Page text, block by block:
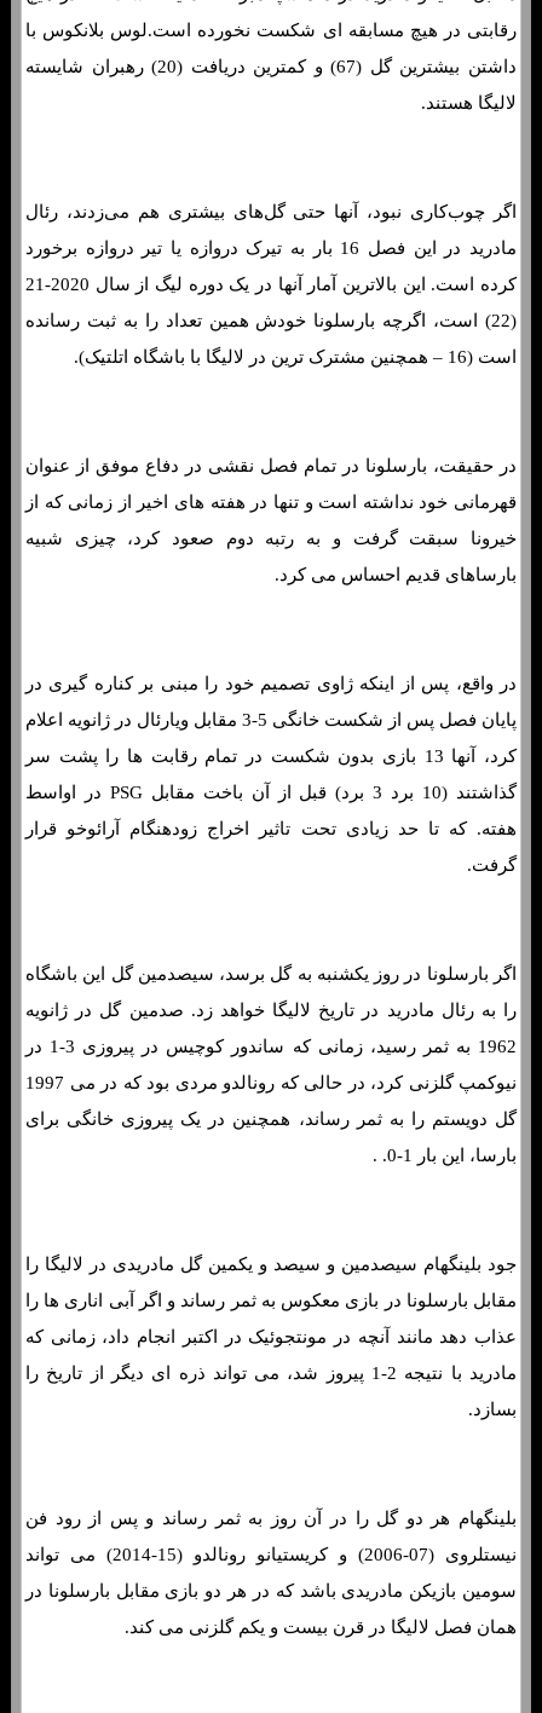
رقابتی در هیچ مسابقه ای شکست نخورده است.لوس بلانکوس با
داشتن بیشترین گل (67) و کمترین دریافت (20) رهبران شایسته
لالیگا هستند.
اگر چوب‌کاری نبود، آنها حتی گل‌های بیشتری هم می‌زدند، رئال
مادرید در این فصل 16 بار به تیرک دروازه یا تیر دروازه برخورد
کرده است. این بالاترین آمار آنها در یک دوره لیگ از سال 2020-21
(22) است، اگرچه بارسلونا خودش همین تعداد را به ثبت رسانده
است (16 – همچنین مشترک ترین در لالیگا با باشگاه اتلتیک).
در حقیقت، بارسلونا در تمام فصل نقشی در دفاع موفق از عنوان
قهرمانی خود نداشته است و تنها در هفته های اخیر از زمانی که از
خیرونا سبقت گرفت و به رتبه دوم صعود کرد، چیزی شبیه
بارساهای قدیم احساس می کرد.
در واقع، پس از اینکه ژاوی تصمیم خود را مبنی بر کناره گیری در
پایان فصل پس از شکست خانگی 5-3 مقابل ویارئال در ژانویه اعلام
کرد، آنها 13 بازی بدون شکست در تمام رقابت ها را پشت سر
گذاشتند (10 برد 3 برد) قبل از آن باخت مقابل PSG در اواسط
هفته. که تا حد زیادی تحت تاثیر اخراج زودهنگام آرائوخو قرار
گرفت.
اگر بارسلونا در روز یکشنبه به گل برسد، سیصدمین گل این باشگاه
را به رئال مادرید در تاریخ لالیگا خواهد زد. صدمین گل در ژانویه
1962 به ثمر رسید، زمانی که ساندور کوچیس در پیروزی 3-1 در
نیوکمپ گلزنی کرد، در حالی که رونالدو مردی بود که در می 1997
گل دویستم را به ثمر رساند، همچنین در یک پیروزی خانگی برای
بارسا، این بار 1-0. .
جود بلینگهام سیصدمین و سیصد و یکمین گل مادریدی در لالیگا را
مقابل بارسلونا در بازی معکوس به ثمر رساند و اگر آبی اناری ها را
عذاب دهد مانند آنچه در مونتجوئیک در اکتبر انجام داد، زمانی که
مادرید با نتیجه 2-1 پیروز شد، می تواند ذره ای دیگر از تاریخ را
بسازد.
بلینگهام هر دو گل را در آن روز به ثمر رساند و پس از رود فن
نیستلروی (07-2006) و کریستیانو رونالدو (15-2014) می تواند
سومین بازیکن مادریدی باشد که در هر دو بازی مقابل بارسلونا در
همان فصل لالیگا در قرن بیست و یکم گلزنی می کند.